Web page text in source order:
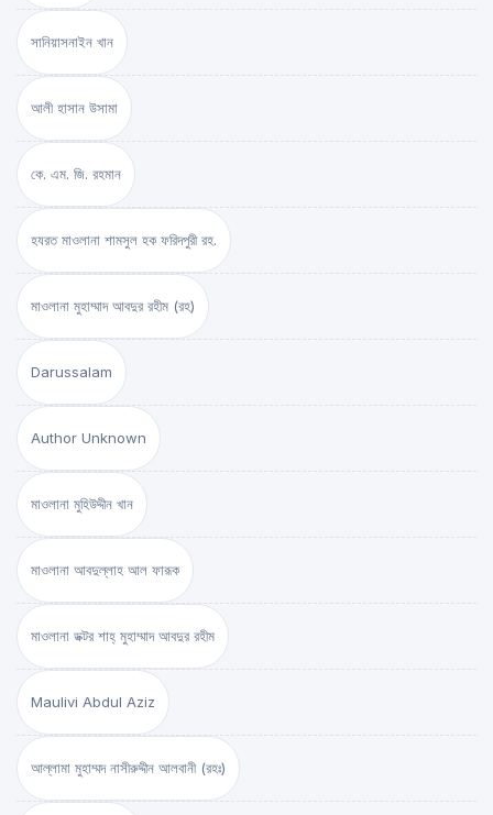
সানিয়াসনাইন খান
আলী হাসান উসামা
কে. এম. জি. রহমান
হযরত মাওলানা শামসুল হক ফরিদপুরী রহ.
মাওলানা মুহাম্মাদ আবদুর রহীম (রহ)
Darussalam
Author Unknown
মাওলানা মুহিউদ্দীন খান
মাওলানা আবদুল্লাহ আল ফারূক
মাওলানা ডক্টর শাহ্‌ মুহাম্মাদ আবদুর রহীম
Maulivi Abdul Aziz
আল্লামা মুহাম্মদ নাসীরুদ্দীন আলবানী (রহঃ)